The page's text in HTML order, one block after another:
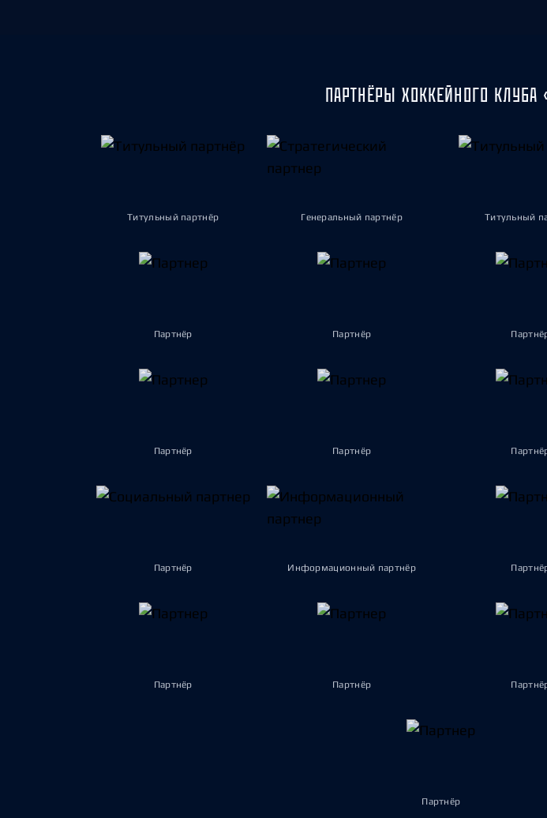
Сибирь
ПАРТНЁРЫ ХОККЕЙНОГО КЛУБА
Титульный партнёр Генеральный партнёр Титульный
Партнёр Партнёр
Партнёр Партнёр
Партнёр Информационный партнёр
Партнёр Партнёр
Партнёр